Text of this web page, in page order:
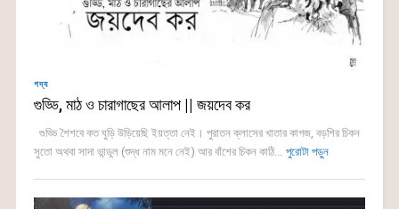
গদ্য
গুড্ডি, মাঠ ও চারাগাছের আলাপ || জয়দেব কর
গুড্ডি শৈশবে কত ঘুড়ি উড়িয়েছি ইয়ত্তা নেই। পুরাতন ক্লাসের খাতার কাগজ, বড়শির চিকন
সুতো অথবা সাদা ভান্ডুল (শুদ্ধ নাম মনে নেই) আর বাঁশের চিকন কাঠি... পুরোটা পড়ুন